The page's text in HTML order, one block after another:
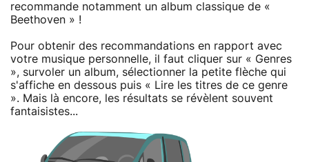
recommande notamment un album classique de «
Beethoven » !
Pour obtenir des recommandations en rapport avec
votre musique personnelle, il faut cliquer sur « Genres
», survoler un album, sélectionner la petite flèche qui
s'affiche en dessous puis « Lire les titres de ce genre
». Mais là encore, les résultats se révèlent souvent
fantaisistes...